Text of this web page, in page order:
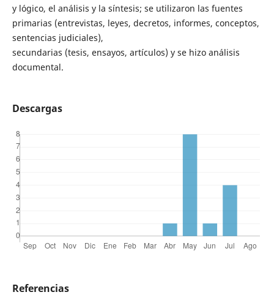
y lógico, el análisis y la síntesis; se utilizaron las fuentes
primarias (entrevistas, leyes, decretos, informes, conceptos,
sentencias judiciales),
secundarias (tesis, ensayos, artículos) y se hizo análisis
documental.
Descargas
Referencias